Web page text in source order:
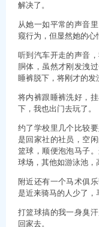
解决了。
从她一如平常的声音
窥行为，但显然她的心
听到汽车开走的声音
胴体，虽然才刚发洩
睡裤脱下，将刚才的发
将内裤跟睡裤洗好，
下，我也出门去玩了。
约了学校里几个比较
是回家社的社员，空
篮球，顺便泡泡马子
球场，其他如游泳池，
附近还有一个马术俱
是近来骑马的人少了，
打篮球搞的我一身臭
回家去。